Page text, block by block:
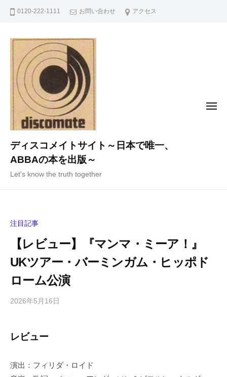
0120-222-1111 お問い合わせ アクセス
ディスコメイトサイト～日本で唯一、
ABBAの本を出版～
Let's know the truth together
メ
注目記事
【レビュー】『マンマ・ミーア！』
UKツアー・バーミンガム・ヒッポド
ローム公演
2026年5月16日
a
s
メ
ン
レビュー
演出：フィリダ・ロイド